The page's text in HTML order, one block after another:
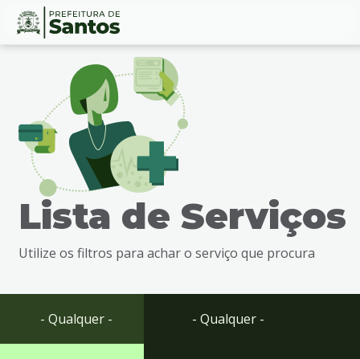
Ir
busca
Ir
rodapé
Conteúdo
Lista de Serviços
Utilize os filtros para achar o serviço que procura
- Qualquer - - Qualquer -